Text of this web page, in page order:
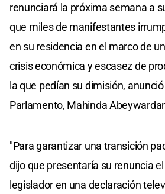
renunciará la próxima semana a
que miles de manifestantes
en su residencia en el marco de
crisis económica y escasez de
la que pedían su dimisión,
Parlamento, Mahinda
"Para garantizar una transición
dijo que presentaría su renuncia el
legislador en una declaración